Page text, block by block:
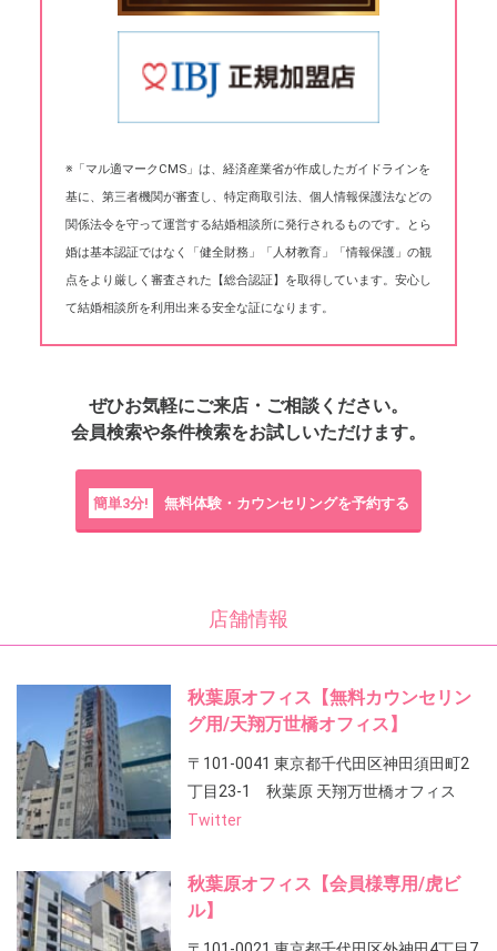
※「マル適マークCMS」は、経済産業省が作成したガイドラインを
基に、第三者機関が審査し、特定商取引法、個人情報保護法などの
関係法令を守って運営する結婚相談所に発行されるものです。とら
婚は基本認証ではなく「健全財務」「人材教育」「情報保護」の観
点をより厳しく審査された【総合認証】を取得しています。安心し
て結婚相談所を利用出来る安全な証になります。
ぜひお気軽にご来店・ご相談ください。
会員検索や条件検索をお試しいただけます。
簡単3分! 無料体験・カウンセリングを予約する
店舗情報
秋葉原オフィス【無料カウンセリン
グ用/天翔万世橋オフィス】
〒101-0041 東京都千代田区神田須田町2
丁目23-1 秋葉原 天翔万世橋オフィス
Twitter
秋葉原オフィス【会員様専用/虎ビ
ル】